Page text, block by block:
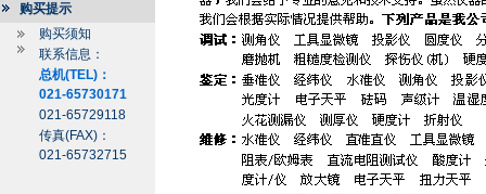
购买提示
购买须知
联系信息：
总机(TEL)：
021-65730171
021-65729118
传真(FAX)：
021-65732715